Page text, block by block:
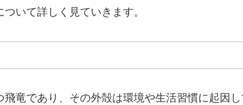
いて詳しく見ていきます。
竜であり、その外殻は環境や生活習慣に起因